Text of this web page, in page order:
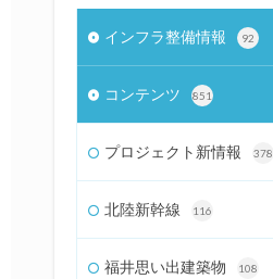
インフラ整備情報 92
コンテンツ 851
プロジェクト新情報 378
北陸新幹線 116
福井思い出建築物 108